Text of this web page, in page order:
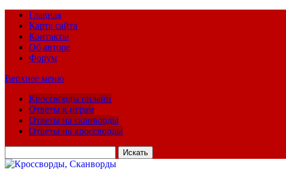
Главная
Карта сайта
Контакты
Об авторе
Форум
Верхнее меню
Кроссворды онлайн
Ответы к играм
Ответы на сканворды
Ответы на кроссворды
для: